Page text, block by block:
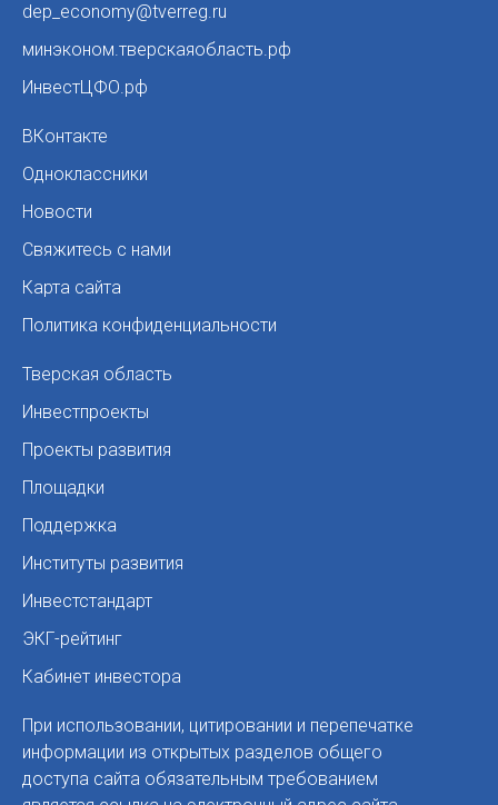
dep_economy@tverreg.ru
минэконом.тверскаяобласть.рф
ИнвестЦФО.рф
ВКонтакте
Одноклассники
Новости
Свяжитесь с нами
Карта сайта
Политика конфиденциальности
Тверская область
Инвестпроекты
Проекты развития
Площадки
Поддержка
Институты развития
Инвестстандарт
ЭКГ-рейтинг
Кабинет инвестора
При использовании, цитировании и перепечатке
информации из открытых разделов общего
доступа сайта обязательным требованием